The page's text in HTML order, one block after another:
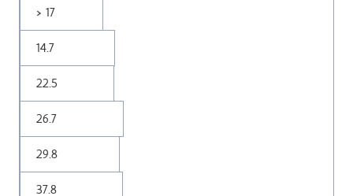
> 17
14.7
22.5
26.7
29.8
37.8